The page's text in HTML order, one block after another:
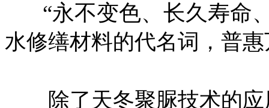
“永不变色、长久寿命
水修缮材料的代名词，普
除了天冬聚脲技术的应